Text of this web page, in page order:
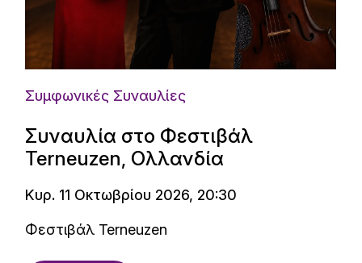
Συμφωνικές Συναυλίες
Συναυλία στο Φεστιβάλ
Terneuzen, Ολλανδία
Κυρ. 11 Οκτωβρίου 2026, 20:30
Φεστιβάλ Terneuzen